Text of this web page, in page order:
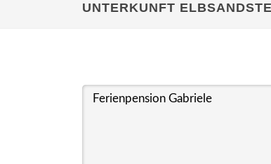
UNTERKUNFT
Ferienpension Gabriele